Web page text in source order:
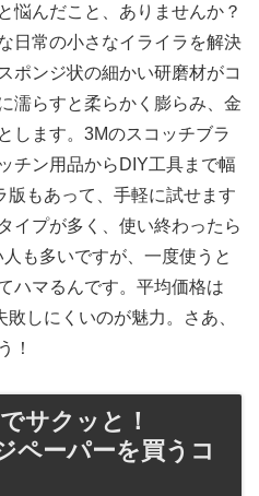
悩んだこと、ありませんか？
日常の小さなイライラを解決
ポンジ状の細かい研磨材がコ
濡らすと柔らかく膨らみ、金
します。3Mのスコッチブラ
チン用品からDIY工具まで幅
版もあって、手軽に試せます
イプが多く、使い終わったら
も多いですが、一度使うと
ハマるんです。平均価格は
しにくいのが魅力。さあ、
！
サクッと！
ペーパーを買うコ